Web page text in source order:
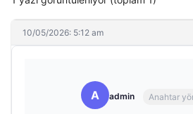
10/05/2026: 5:12 am
A admin Anahtar